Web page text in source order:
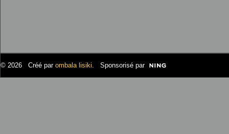
© 2026 Créé par ombala lisiki. Sponsorisé par